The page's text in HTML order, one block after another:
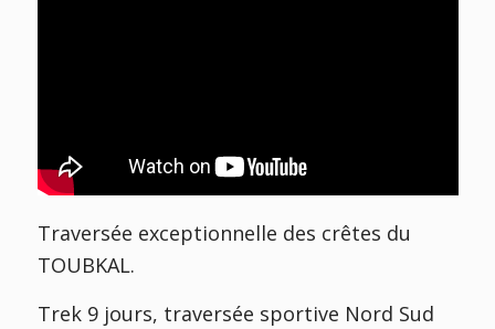
Traversée exceptionnelle des crêtes du
TOUBKAL.
Trek 9 jours, traversée sportive Nord Sud